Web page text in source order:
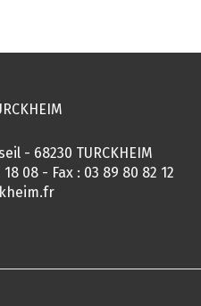
- 68230 TURCKHEIM
18 08- Fax : 03 89 80 82 12